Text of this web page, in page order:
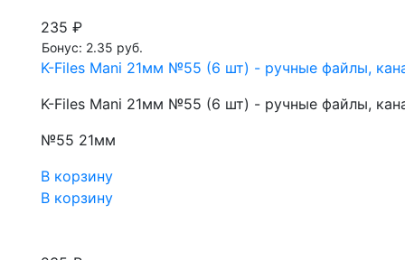
235 ₽
Бонус: 2.35 руб.
K-Files Mani 21мм №55 (6 шт) - ручные файлы,
K-Files Mani 21мм №55 (6 шт) - ручные файлы,
№55 21мм
В корзину
В корзину